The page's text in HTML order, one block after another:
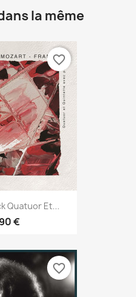
la même
Quatuor Et...
€
favorite_border
favorite_border